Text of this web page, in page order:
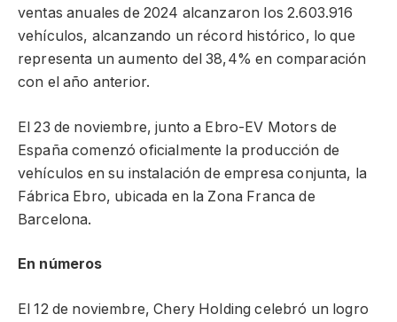
ventas anuales de 2024 alcanzaron los 2.603.916
vehículos, alcanzando un récord histórico, lo que
representa un aumento del 38,4% en comparación
con el año anterior.
El 23 de noviembre, junto a Ebro-EV Motors de
España comenzó oficialmente la producción de
vehículos en su instalación de empresa conjunta, la
Fábrica Ebro, ubicada en la Zona Franca de
Barcelona.
En números
El 12 de noviembre, Chery Holding celebró un logro